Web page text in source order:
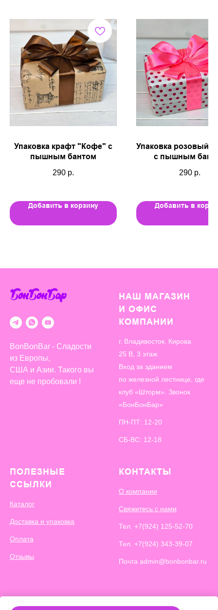
Упаковка крафт "Кофе" с
пышным бантом
290 р.
Добавить в корзину
Упаковка розовый
с пышным
290 р.
Добавить в
БонБонБар
BonBonBar - Сладости
из Европы,
США и Азии. Такого вы
еще не пробовали !
НАШ МАГАЗИН
И ОФИС
КОМПАНИИ
г. Владивосток. Кирова
25 В, 3 этаж
Вход за зданием
по железной лестнице, где
клуб «Шторм». Звонок
«БонБонБар»
ПН-ПТ: 12-20
СБ-ВС: 12-18
ПОЛЕЗНЫЕ
ССЫЛКИ
Каталог
Доставка и упаковка
Оплата
Отзывы
КОНТАКТЫ
О компании
Свяжитесь с нами
Тел. +7(924) 125-52-70
Тел. +7(924) 343-39-07
Почта admin@bonbonbar.ru